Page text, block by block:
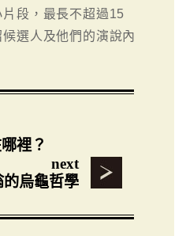
段，最長不超過15
選人及他們的演說內
裡？
next
的烏龜哲學